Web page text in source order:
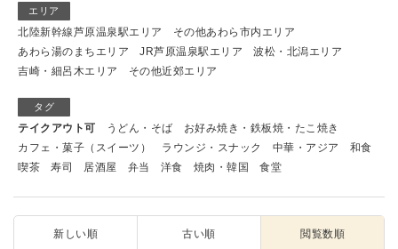
エリア
北陸新幹線芦原温泉駅エリア
その他あわら市内エリア
あわら湯のまちエリア
JR芦原温泉駅エリア
波松・北潟エリア
吉崎・細呂木エリア
その他近郊エリア
タグ
テイクアウト可 うどん・そば
お好み焼き・鉄板焼・たこ焼き
カフェ・菓子（スイーツ）
ラウンジ・スナック 中華・アジア
和食
喫茶
寿司 居酒屋 弁当 洋食 焼肉・韓国 食堂
新しい順 古い順 閲覧数順